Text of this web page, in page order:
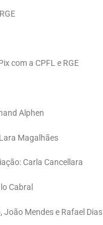
com a CPFL e RGE
Alphen
Magalhães
Carla Cancellara
Cabral
João Mendes e Rafael Dias